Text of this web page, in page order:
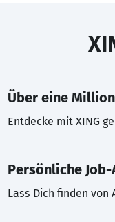
Über eine
Entdecke mit XING
Persönliche
Lass Dich finden von